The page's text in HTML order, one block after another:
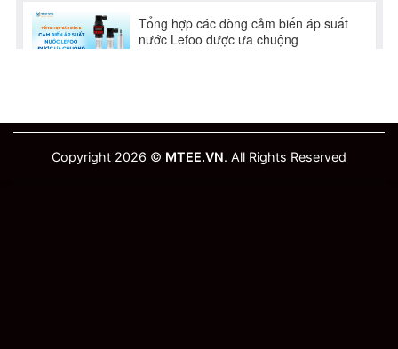
Copyright 2026 © MTEE.VN. All Rights Reserved